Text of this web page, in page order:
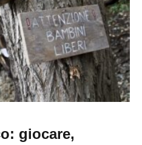
giocare,